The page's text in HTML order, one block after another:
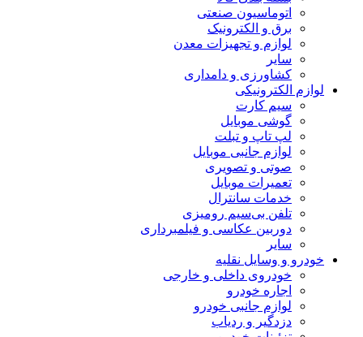
اتوماسیون صنعتی
برق و الکترونیک
لوازم و تجهیزات معدن
سایر
کشاورزی و دامداری
لوازم الکترونیکی
سیم کارت
گوشی موبایل
لپ تاپ و تبلت
لوازم جانبی موبایل
صوتی و تصویری
تعمیرات موبایل
خدمات سانترال
تلفن بی‌سیم رومیزی
دوربین عکاسی و فیلمبرداری
سایر
خودرو و وسایل نقلیه
خودروی داخلی و خارجی
اجاره خودرو
لوازم جانبی خودرو
دزدگیر و ردیاب